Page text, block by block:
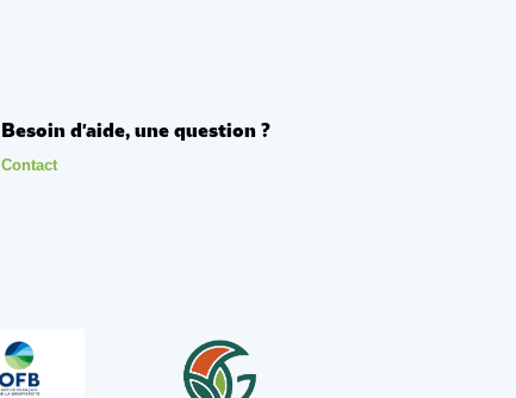
Besoin d'aide, une question ?
Contact